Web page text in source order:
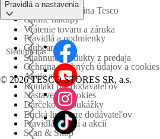
Obchodná skupina Tesco
Vrátenie tovaru a záruka
Stiahnuté produkty z predaja
Kontakt pre dodávateľov
Etická linka pre dodávateľov
Online nákupy
Clubcard
Akcie a súťaže
Darčekové poukážky
Scan & Shop
Pravidlá a nastavenia
Pravidlá a podmienky
Ochrana osobných údajov a cookies
Nastavenia cookies
Pravidlá súťaží a akcií
Sledujte nás
© 2026 TESCO STORES SR, a.s.